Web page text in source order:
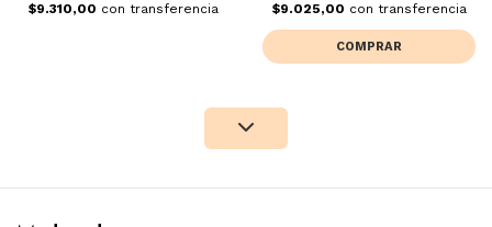
$9.310,00 con transferencia $9.025,00 con transferencia
COMPRAR